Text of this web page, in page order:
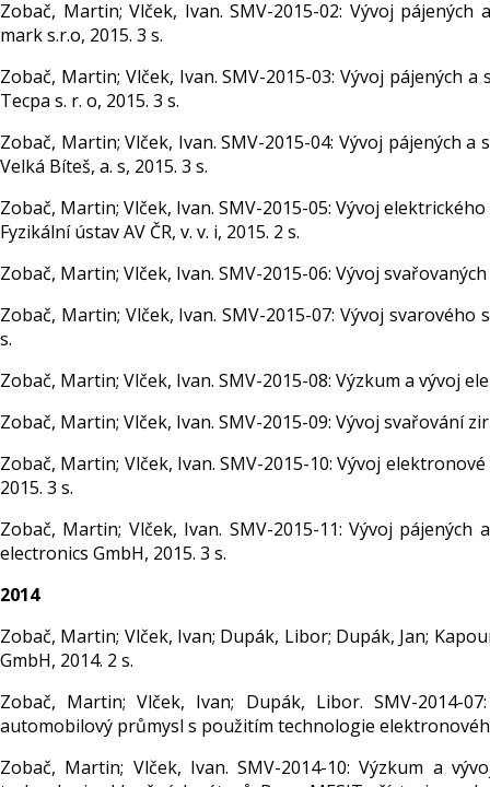
Zobač, Martin; Vlček, Ivan. SMV-2015-02: Vývoj
mark s.r.o, 2015. 3 s.
Zobač, Martin; Vlček, Ivan. SMV-2015-03: Vývoj pájených
Tecpa s. r. o, 2015. 3 s.
Zobač, Martin; Vlček, Ivan. SMV-2015-04: Vývoj pájených
Velká Bíteš, a. s, 2015. 3 s.
Zobač, Martin; Vlček, Ivan. SMV-2015-05: Vývoj
Fyzikální ústav AV ČR, v. v. i, 2015. 2 s.
Zobač, Martin; Vlček, Ivan. SMV-2015-06: Vývoj
Zobač, Martin; Vlček, Ivan. SMV-2015-07: Vývoj
s.
Zobač, Martin; Vlček, Ivan. SMV-2015-08: Výzkum a vývoj
Zobač, Martin; Vlček, Ivan. SMV-2015-09: Vývoj svařování
Zobač, Martin; Vlček, Ivan. SMV-2015-10: Vývoj
2015. 3 s.
Zobač, Martin; Vlček, Ivan. SMV-2015-11: Vývoj
electronics GmbH, 2015. 3 s.
2014
Zobač, Martin; Vlček, Ivan; Dupák, Libor; Dupák, Jan;
GmbH, 2014. 2 s.
Zobač, Martin; Vlček, Ivan; Dupák, Libor. SMV-2014-
automobilový průmysl s použitím technologie
Zobač, Martin; Vlček, Ivan. SMV-2014-10: Výzkum a